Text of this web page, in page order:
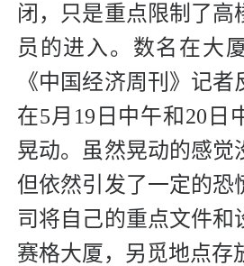
闭，只是重点限制了高
员的进入。数名在大
《中国经济周刊》记
在5月19日中午和20日
晃动。虽然晃动的感觉
但依然引发了一定的恐
司将自己的重点文件和
赛格大厦，另觅地点存